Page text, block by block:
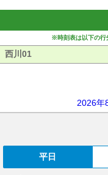
※時刻表は以下の行
西川01
2026年
平日